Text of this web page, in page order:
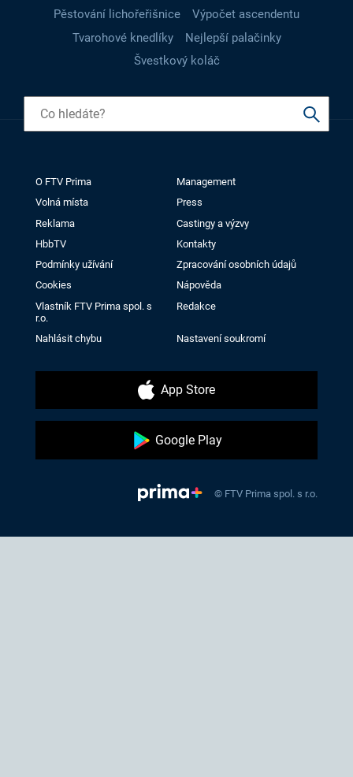
Pěstování lichořeřišnice
Výpočet ascendentu
Tvarohové knedlíky
Nejlepší palačinky
Švestkový koláč
O FTV Prima
Management
Volná místa
Press
Reklama
Castingy a výzvy
HbbTV
Kontakty
Podmínky užívání
Zpracování osobních údajů
Cookies
Nápověda
Vlastník FTV Prima spol. s
r.o.
Redakce
Nahlásit chybu Nastavení soukromí
App Store
Google Play
© FTV Prima spol. s r.o.